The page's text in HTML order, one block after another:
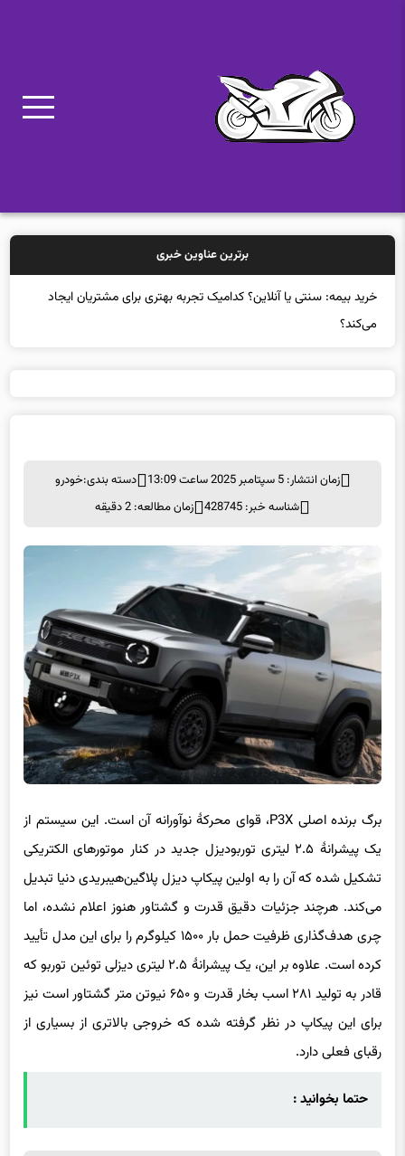
برترین عناوین خبری
خرید ب
شناسه خبر: 428745
زمان مطالعه: 2 دقیقه
یک پیشرانهٔ ۲.۵ لیتری توربودیزل جدید در کنار موتورهای الکتریکی
تشکیل شده که آن را به اولین پیکاپ دیزل پلاگین‌هیبریدی دنیا تبدیل
می‌کند. هرچند جزئیات دقیق قدرت و گشتاور هنوز اعلام نشده، اما
چری هدف‌گذاری ظرفیت حمل بار ۱۵۰۰ کیلوگرم را برای این مدل تأیید
کرده است. علاوه بر این، یک پیشرانهٔ ۲.۵ لیتری دیزلی توئین توربو که
قادر به تولید ۲۸۱ اسب بخار قدرت و ۶۵۰ نیوتن متر گشتاور است نیز
برای این پیکاپ در نظر گرفته شده که خروجی بالاتری از بسیاری از
رقبای فعلی دارد.